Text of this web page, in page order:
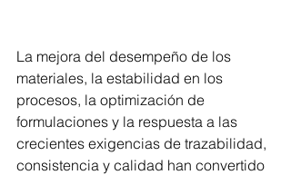
La mejora del desempeño de los
materiales, la estabilidad en los
procesos, la optimización de
formulaciones y la respuesta a las
crecientes exigencias de trazabilidad,
consistencia y calidad han convertido